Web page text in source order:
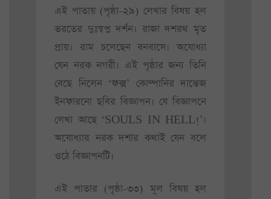
এই পাতায় (পৃষ্ঠা-২৯) লেখার বিষয় হল
ভরতের দুঃস্বপ্ন দর্শন। রাজা দশরথ মৃত
প্রায়। রাম চলেছেন বনবাসে। অযোধ্যা
যেন নরক নগরী। এই পৃষ্ঠার জন্য তিনি
বেছে নিলেন ‘ফক্স’ কোম্পানির দান্তেজ
ইনফারনো ছবির বিজ্ঞাপন। যে বিজ্ঞাপনে
লেখা আছে ‘SOULS IN HELL!’।
অযোধ্যার নরক দশার কথাই যেন বলে
ওঠে বিজ্ঞাপনটি।
এই পাতার (পৃষ্ঠা-৩৩) মূল বিষয় হল